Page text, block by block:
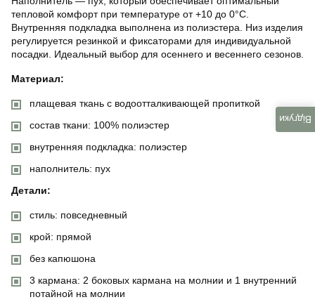
тепловой комфорт при температуре от +10 до 0°C.
Внутренняя подкладка выполнена из полиэстера. Низ изделия
регулируется резинкой и фиксаторами для индивидуальной
посадки. Идеальный выбор для осеннего и весеннего сезонов.
Материал:
плащевая ткань с водоотталкивающей пропиткой
состав ткани: 100% полиэстер
внутренняя подкладка: полиэстер
наполнитель: пух
Детали:
стиль: повседневный
крой: прямой
без капюшона
3 кармана: 2 боковых кармана на молнии и 1 внутренний
потайной на молнии
Відгуки